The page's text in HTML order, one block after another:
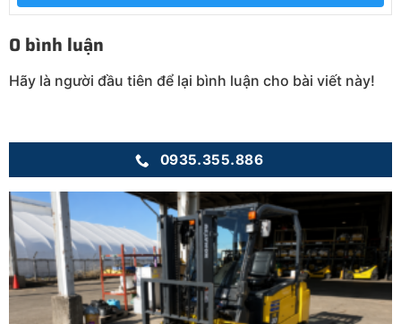
0 bình luận
Hãy là người đầu tiên để lại bình luận cho bài viết này!
0935.355.886